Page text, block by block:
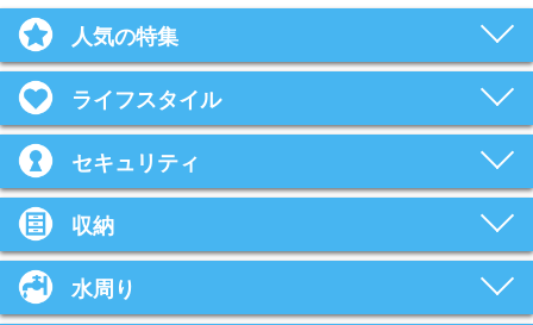
人気の特集
ライフスタイル
セキュリティ
収納
水周り